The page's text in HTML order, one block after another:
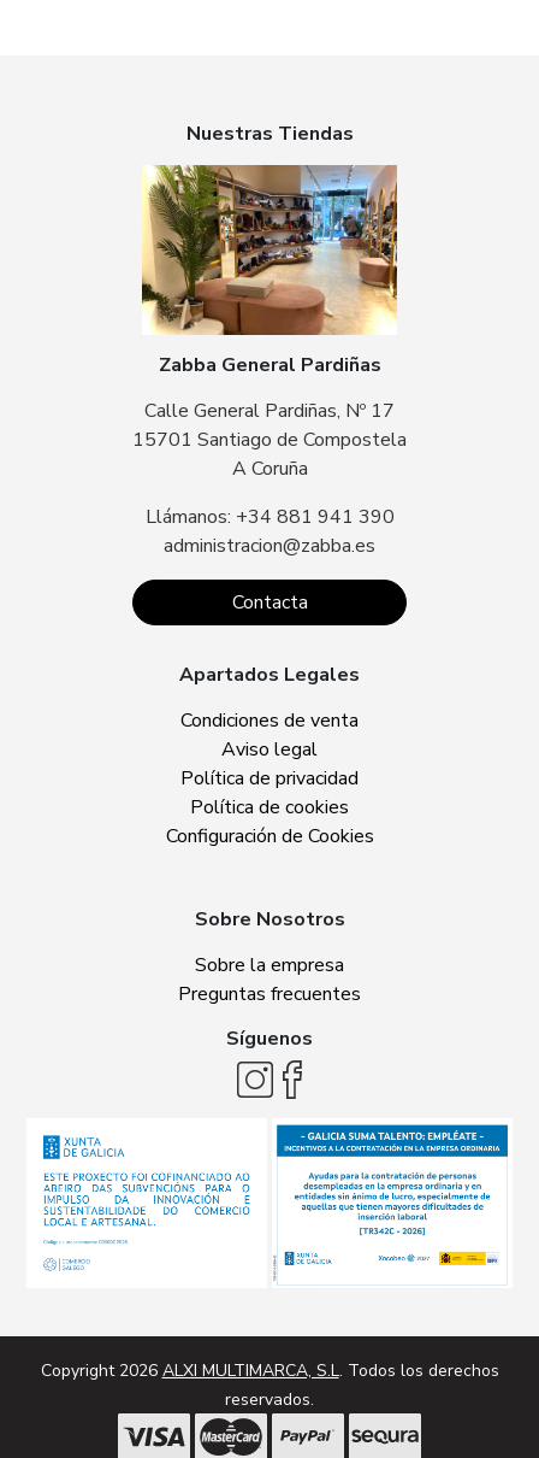
Nuestras Tiendas
Zabba General Pardiñas
Calle General Pardiñas, Nº 17
15701 Santiago de Compostela
A Coruña
Llámanos: +34 881 941 390
administracion@zabba.es
Contacta
Apartados Legales
Condiciones de venta
Aviso legal
Política de privacidad
Política de cookies
Configuración de Cookies
Sobre Nosotros
Sobre la empresa
Preguntas frecuentes
Síguenos
Copyright 2026 ALXI MULTIMARCA, S.L. Todos los derechos
reservados.